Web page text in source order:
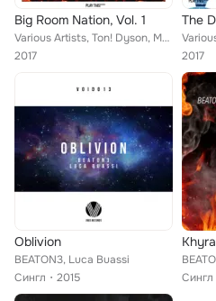
Big Room Nation, Vol. 1
Various Artists, Ton! Dyson, Matt Chavez, Hot Shit!, Hexell, Sixtho, Daxsen, Chris Energize, Nyree Huyser, Nikko, Esteban Novoa,...
2017
2017
Oblivion
BEATON3, Luca Buassi
Сингл
2015
Khyra
Сингл